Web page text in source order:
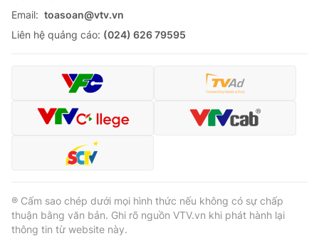
Email: toasoan@vtv.vn
Liên hệ quảng cáo: (024) 626 79595
® Cấm sao chép dưới mọi hình thức nếu không có sự chấp
thuận bằng văn bản. Ghi rõ nguồn VTV.vn khi phát hành lại
thông tin từ website này.